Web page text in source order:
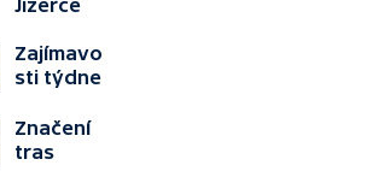
Zajímavo
sti týdne
Značení
tras